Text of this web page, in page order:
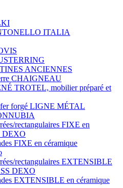
ITALIA
ANCIENNES
CHAIGNEAU
TROTEL, mobilier préparé et
fer forgé LIGNE MÉTAL
rectangulaires FIXE en
DEXO
FIXE en céramique
rectangulaires EXTENSIBLE
DEXO
EXTENSIBLE en céramique